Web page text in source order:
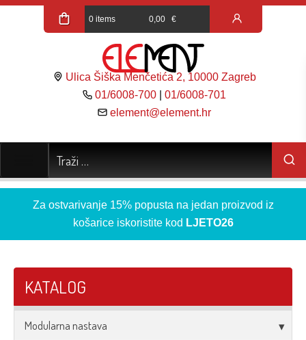
0 items 0,00 €
Ulica Šiška Menčetića 2, 10000 Zagreb
01/6008-700 |01/6008-701
element@element.hr
Za ostvarivanje 15% popusta na jedan proizvod iz
košarice iskoristite kod LJETO26
KATALOG
Modularna nastava